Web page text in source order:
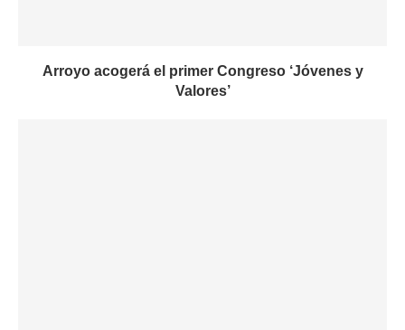
Arroyo acogerá el primer Congreso ‘Jóvenes y
Valores’